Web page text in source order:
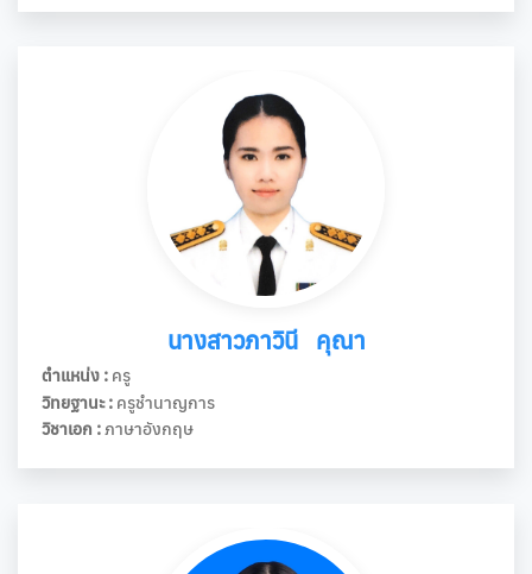
นางสาวภาวินี คุณา
ตำแหน่ง : ครู
วิทยฐานะ : ครูชำนาญการ
วิชาเอก :ภาษาอังกฤษ